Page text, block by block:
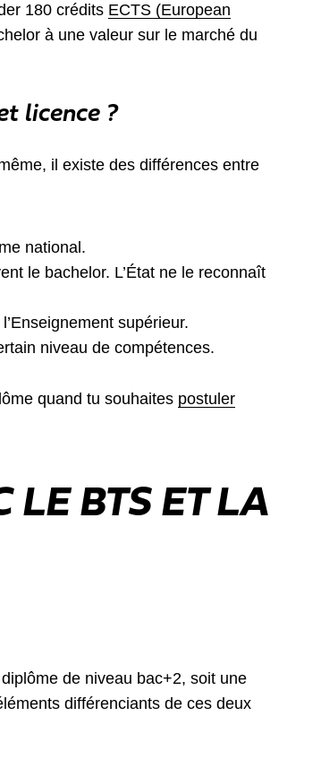
180 crédits ECTS (European
à une valeur sur le marché du
licence ?
il existe des différences entre
national.
le bachelor. L’État ne le reconnaît
supérieur.
niveau de compétences.
quand tu souhaites postuler
LE BTS ET LA
de niveau bac+2, soit une
différenciants de ces deux